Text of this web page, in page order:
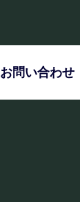
お問い合わせ